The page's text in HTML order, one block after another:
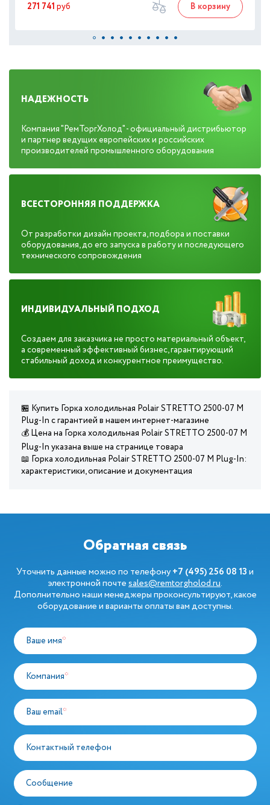
271 741 руб В корзину
НАДЕЖНОСТЬ
Компания "РемТоргХолод" - официальный дистрибьютор
и партнер ведущих европейских и российских
производителей промышленного оборудования
ВСЕСТОРОННЯЯ ПОДДЕРЖКА
От разработки дизайн проекта, подбора и поставки
оборудования, до его запуска в работу и последующего
технического сопровождения
ИНДИВИДУАЛЬНЫЙ ПОДХОД
Создаем для заказчика не просто материальный объект,
а современный эффективный бизнес, гарантирующий
стабильный доход и конкурентное преимущество.
🏪 Купить Горка холодильная Polair STRETTO 2500-07 M
Plug-In с гарантией в нашем интернет-магазине
💰 Цена на Горка холодильная Polair STRETTO 2500-07 M
Plug-In указана выше на странице товара
📖 Горка холодильная Polair STRETTO 2500-07 M Plug-In:
характеристики, описание и документация
Обратная связь
Уточнить данные можно по телефону+7 (495) 256 08 13и
электронной почтеsales@remtorgholod.ru.
Дополнительно наши менеджеры проконсультируют, какое
оборудование и варианты оплаты вам доступны.
Ваше имя*
Компания*
Ваш email*
Контактный телефон
Сообщение